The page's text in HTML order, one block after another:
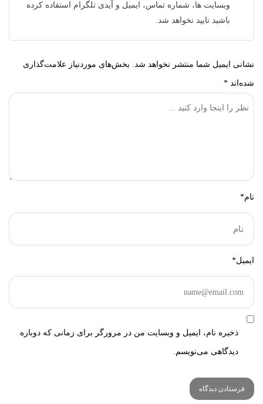
وبسایت ها، شماره تماس، ایمیل و آیدی تلگرام استفاده کرده
باشید تایید نخواهد شد.
نشانی ایمیل شما منتشر نخواهد شد. بخش‌های موردنیاز علامت‌گذاری
شده‌اند *
نام*
ایمیل*
ذخیره نام، ایمیل و وبسایت من در مرورگر برای زمانی که دوباره
دیدگاهی می‌نویسم.